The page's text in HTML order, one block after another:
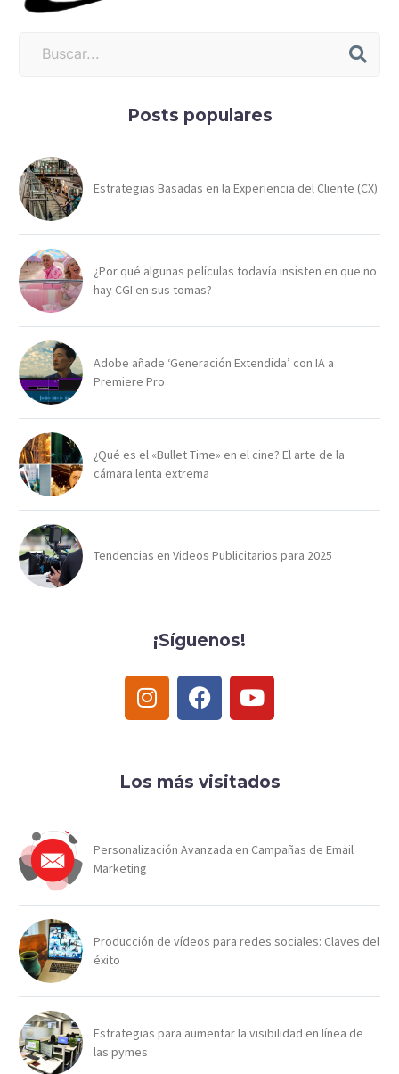
Posts populares
Estrategias Basadas en la Experiencia del Cliente (CX)
¿Por qué algunas películas todavía insisten en que no
hay CGI en sus tomas?
Adobe añade ‘Generación Extendida’ con IA a
Premiere Pro
¿Qué es el «Bullet Time» en el cine? El arte de la
cámara lenta extrema
Tendencias en Videos Publicitarios para 2025
¡Síguenos!
Los más visitados
Personalización Avanzada en Campañas de Email
Marketing
Producción de vídeos para redes sociales: Claves del
éxito
Estrategias para aumentar la visibilidad en línea de
las pymes